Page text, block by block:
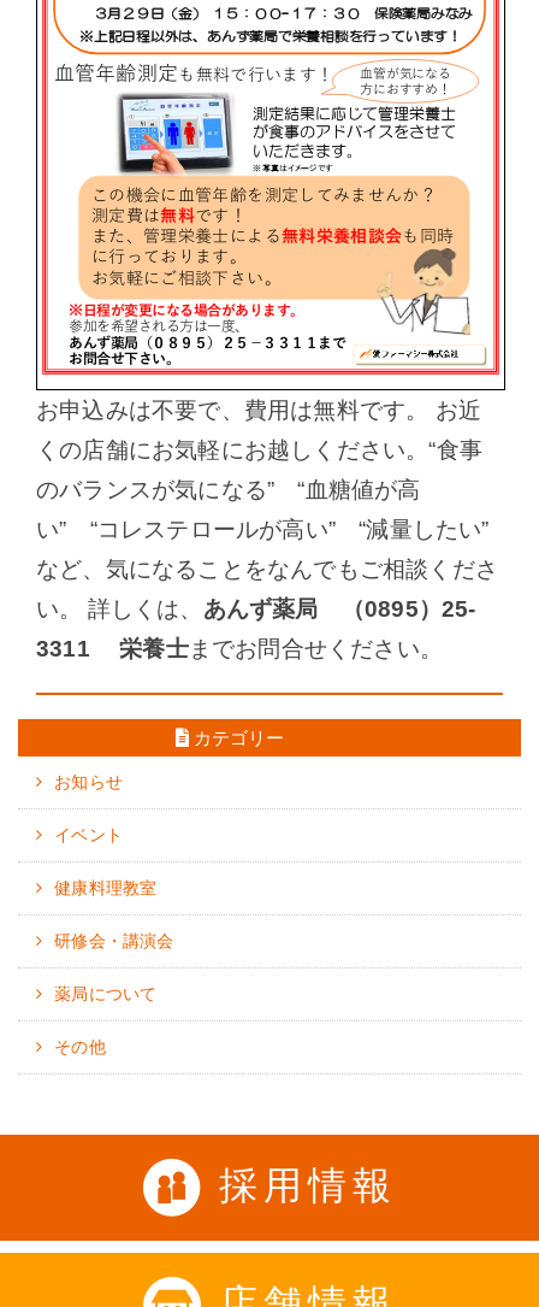
お申込みは不要で、費用は無料です。 お近
くの店舗にお気軽にお越しください。“食事
のバランスが気になる” “血糖値が高
い” “コレステロールが高い” “減量したい”
など、 気になることをなんでもご相談くださ
い。
詳しくは、 あんず薬局 （0895）25-
3311 栄養士までお問合せください。
カテゴリー
お知らせ
イベント
健康料理教室
研修会・講演会
薬局について
その他
採用情報